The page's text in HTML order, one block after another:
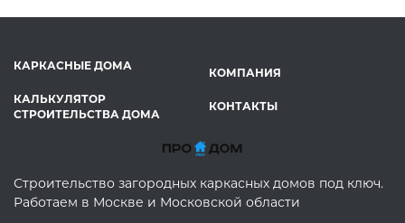
КАРКАСНЫЕ ДОМА
КАЛЬКУЛЯТОР
СТРОИТЕЛЬСТВА ДОМА
КОМПАНИЯ
КОНТАКТЫ
Строительство загородных каркасных домов под ключ.
Работаем в Москве и Московской области